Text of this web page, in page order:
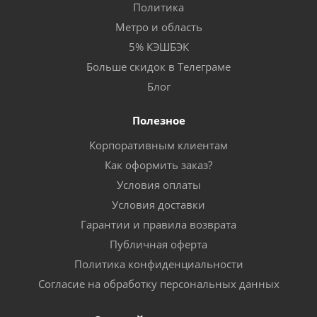
Политика
Метро и область
5% КЭШБЭК
Больше скидок в Телеграме
Блог
Полезное
Корпоративным клиентам
Как оформить заказ?
Условия оплаты
Условия доставки
Гарантии и правила возврата
Публичная оферта
Политика конфиденциальности
Согласие на обработку персональных данных